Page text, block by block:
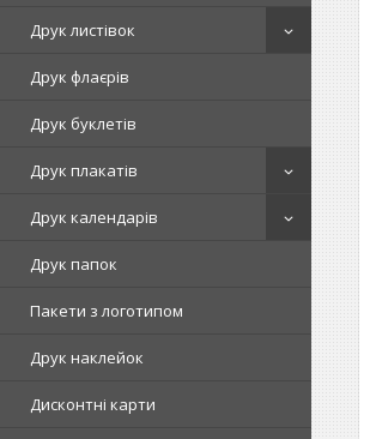
Друк листівок
Друк флаєрів
Друк буклетів
Друк плакатів
Друк календарів
Друк папок
Пакети з логотипом
Друк наклейок
Дисконтні карти